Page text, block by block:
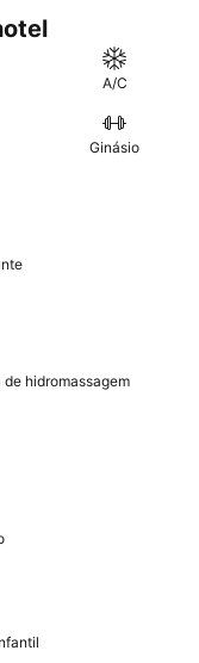
A/C
Ginásio
de hidromassagem